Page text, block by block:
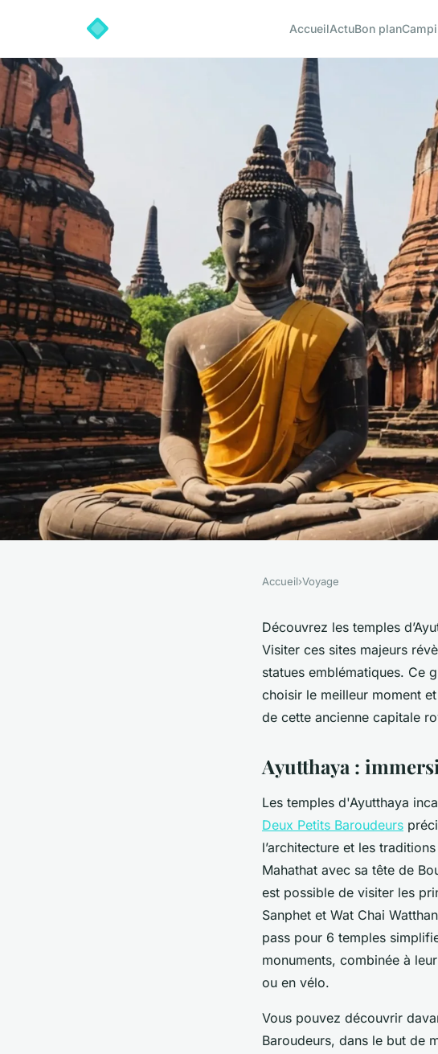
AccueilActuBon plan
Visite des temples
pour un voyage
Accueil›Voyage
Découvrez les temples
Visiter ces sites majeurs
statues emblématiques. Ce
choisir le meilleur moment
de cette ancienne capitale
Ayutthaya :
Les temples d'Ayutthaya
Deux Petits Baroudeurs
l’architecture et les
Mahathat avec sa tête de
est possible de visiter les
Sanphet et Wat Chai
pass pour 6 temples
monuments, combinée à
ou en vélo.
Vous pouvez découvrir
Baroudeurs, dans le but de